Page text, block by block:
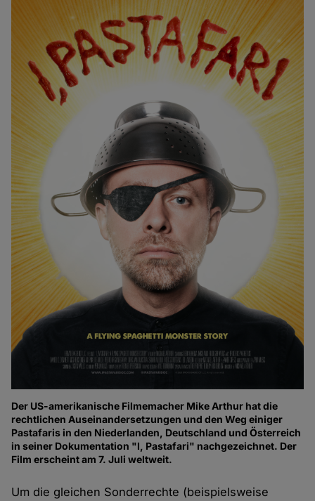
Der US-amerikanische Filmemacher Mike Arthur hat die
rechtlichen Auseinandersetzungen und den Weg einiger
Pastafaris in den Niederlanden, Deutschland und Österreich
in seiner Dokumentation "I, Pastafari" nachgezeichnet. Der
Film erscheint am 7. Juli weltweit.
Um die gleichen Sonderrechte (beispielsweise